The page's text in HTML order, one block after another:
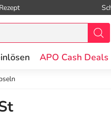
APO Cash Deals